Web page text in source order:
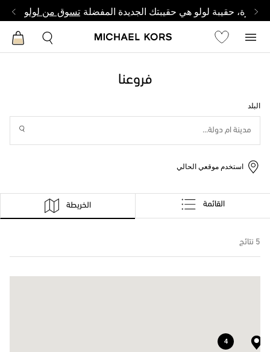
وصغيرة، حقيبة لولو هي حقيبتك الجديدة المفضلة تسوق من لولو
فروعنا
البلد
استخدم موقعي الحالي
القائمة الخريطة
5 نتائج
4